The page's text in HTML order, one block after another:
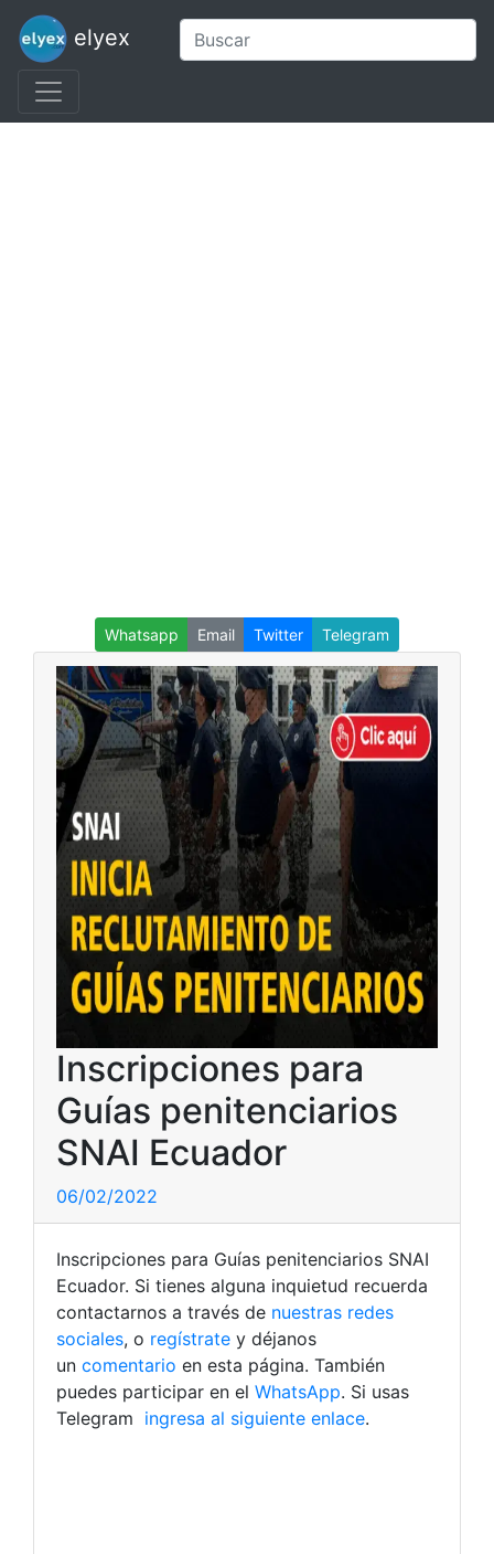
elyex
Whatsapp Email Twitter Telegram
Inscripciones para
Guías penitenciarios
SNAI Ecuador
06/02/2022
Inscripciones para Guías penitenciarios SNAI
Ecuador. Si tienes alguna inquietud recuerda
contactarnos a través de nuestras redes
sociales, o regístrate y déjanos
un comentario en esta página. También
puedes participar en el WhatsApp. Si usas
Telegram ingresa al siguiente enlace.